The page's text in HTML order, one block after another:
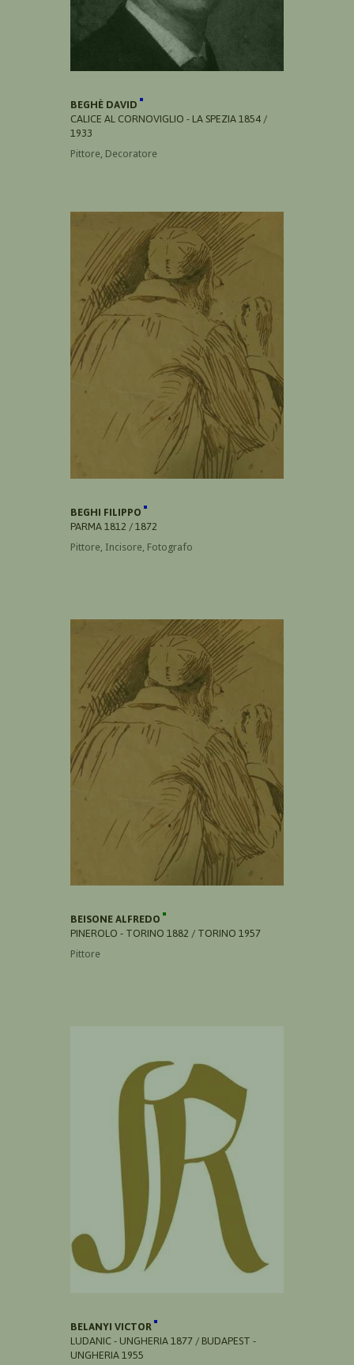
BEGHÈ DAVID
CALICE AL CORNOVIGLIO - LA SPEZIA 1854 /
1933
Pittore, Decoratore
BEGHI FILIPPO
PARMA 1812 / 1872
Pittore, Incisore, Fotografo
BEISONE ALFREDO
PINEROLO - TORINO 1882 / TORINO 1957
Pittore
BELANYI VICTOR
LUDANIC - UNGHERIA 1877 / BUDAPEST -
UNGHERIA 1955